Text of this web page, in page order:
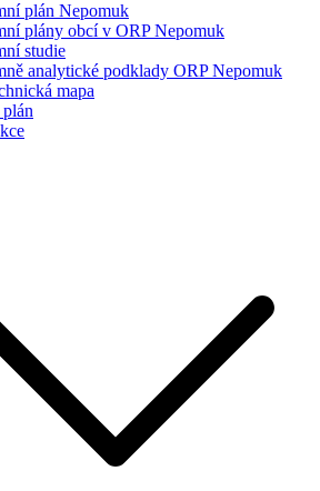
plán Nepomuk
plány obcí v ORP Nepomuk
studie
analytické podklady ORP Nepomuk
mapa